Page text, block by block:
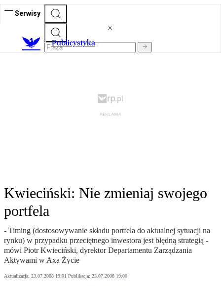
Serwisy
Publicystyka
Kwieciński: Nie zmieniaj swojego
portfela
- Timing (dostosowywanie składu portfela do aktualnej sytuacji na
rynku) w przypadku przeciętnego inwestora jest błędną strategią -
mówi Piotr Kwieciński, dyrektor Departamentu Zarządzania
Aktywami w Axa Życie
Aktualizacja: 23.07.2008 19:01 Publikacja: 23.07.2008 19:00